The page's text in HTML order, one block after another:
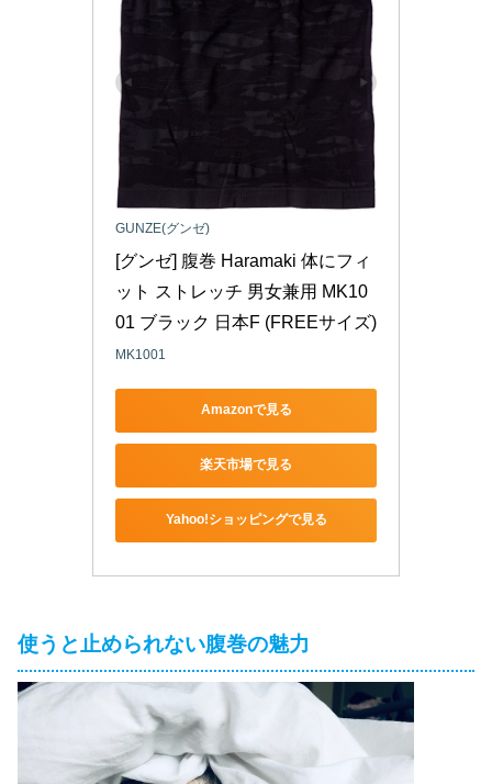
GUNZE(グンゼ)
[グンゼ] 腹巻 Haramaki 体にフィ
ット ストレッチ 男女兼用 MK10
01 ブラック 日本F (FREEサイズ)
MK1001
Amazonで見る
楽天市場で見る
Yahoo!ショッピングで見る
使うと止められない腹巻の魅力